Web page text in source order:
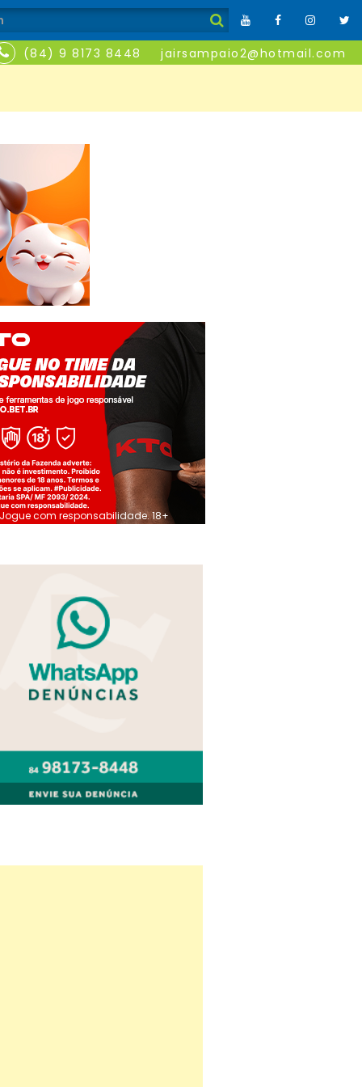
(84) 9 8173 8448 jairsampaio2@hotmail.com
Jogue com responsabilidade. 18+